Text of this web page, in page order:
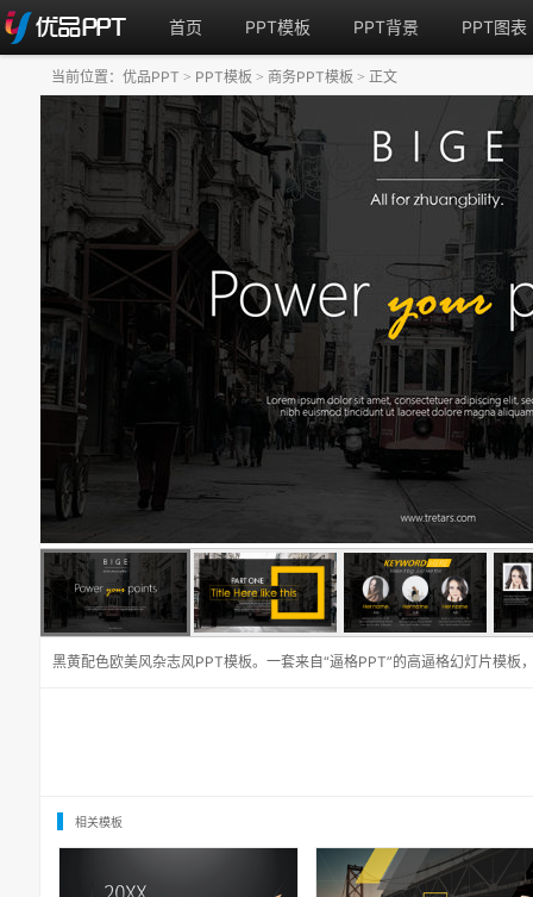
首页 PPT模板 PPT背景 PPT图表
黑黄配色欧美风杂志风PPT模板。一套来自“逼格PPT”的高逼格幻灯片模板
当前位置： 优品PPT > PPT模板 > 商务PPT模板 > 正文
相关模板